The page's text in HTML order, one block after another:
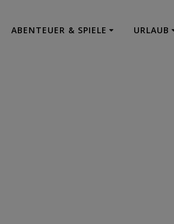
ABENTEUER & SPIELE URLAUB